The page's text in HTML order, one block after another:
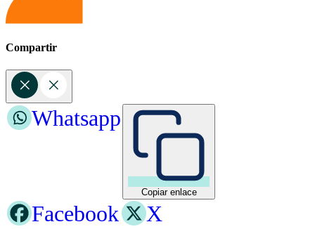
Compartir
Copiar enlace
Whatsapp
Facebook
X